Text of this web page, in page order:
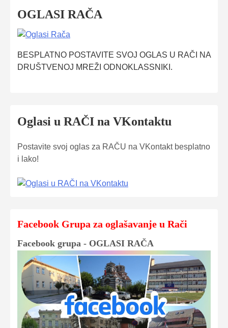
OGLASI RAČA
BESPLATNO POSTAVITE SVOJ OGLAS U RAČI NA
DRUŠTVENOJ MREŽI ODNOKLASSNIKI.
Oglasi u RAČI na VKontaktu
Postavite svoj oglas za RAČU na VKontakt besplatno
i lako!
Facebook Grupa za oglašavanje u Rači
Facebook grupa - OGLASI RAČA